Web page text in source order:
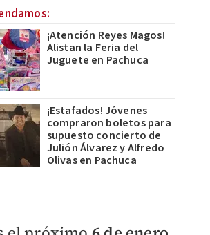
¡Atención Reyes Magos!
Alistan la Feria del
Juguete en Pachuca
¡Estafados! Jóvenes
compraron boletos para
supuesto concierto de
Julión Álvarez y Alfredo
Olivas en Pachuca